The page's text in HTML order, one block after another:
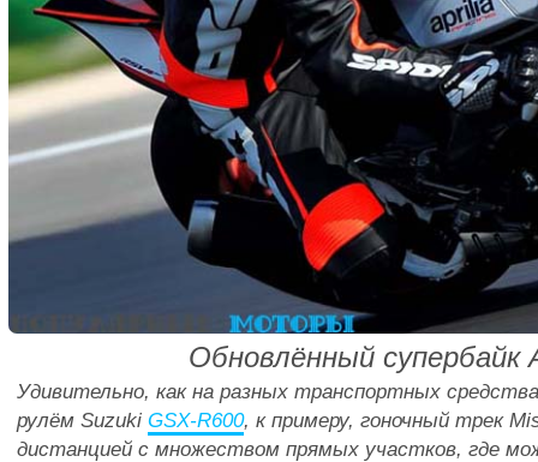
Обновлённый супербайк
Удивительно, как на разных транспортных
рулём Suzuki GSX-R600, к примеру, гоночный трек
дистанцией с множеством прямых участков, где